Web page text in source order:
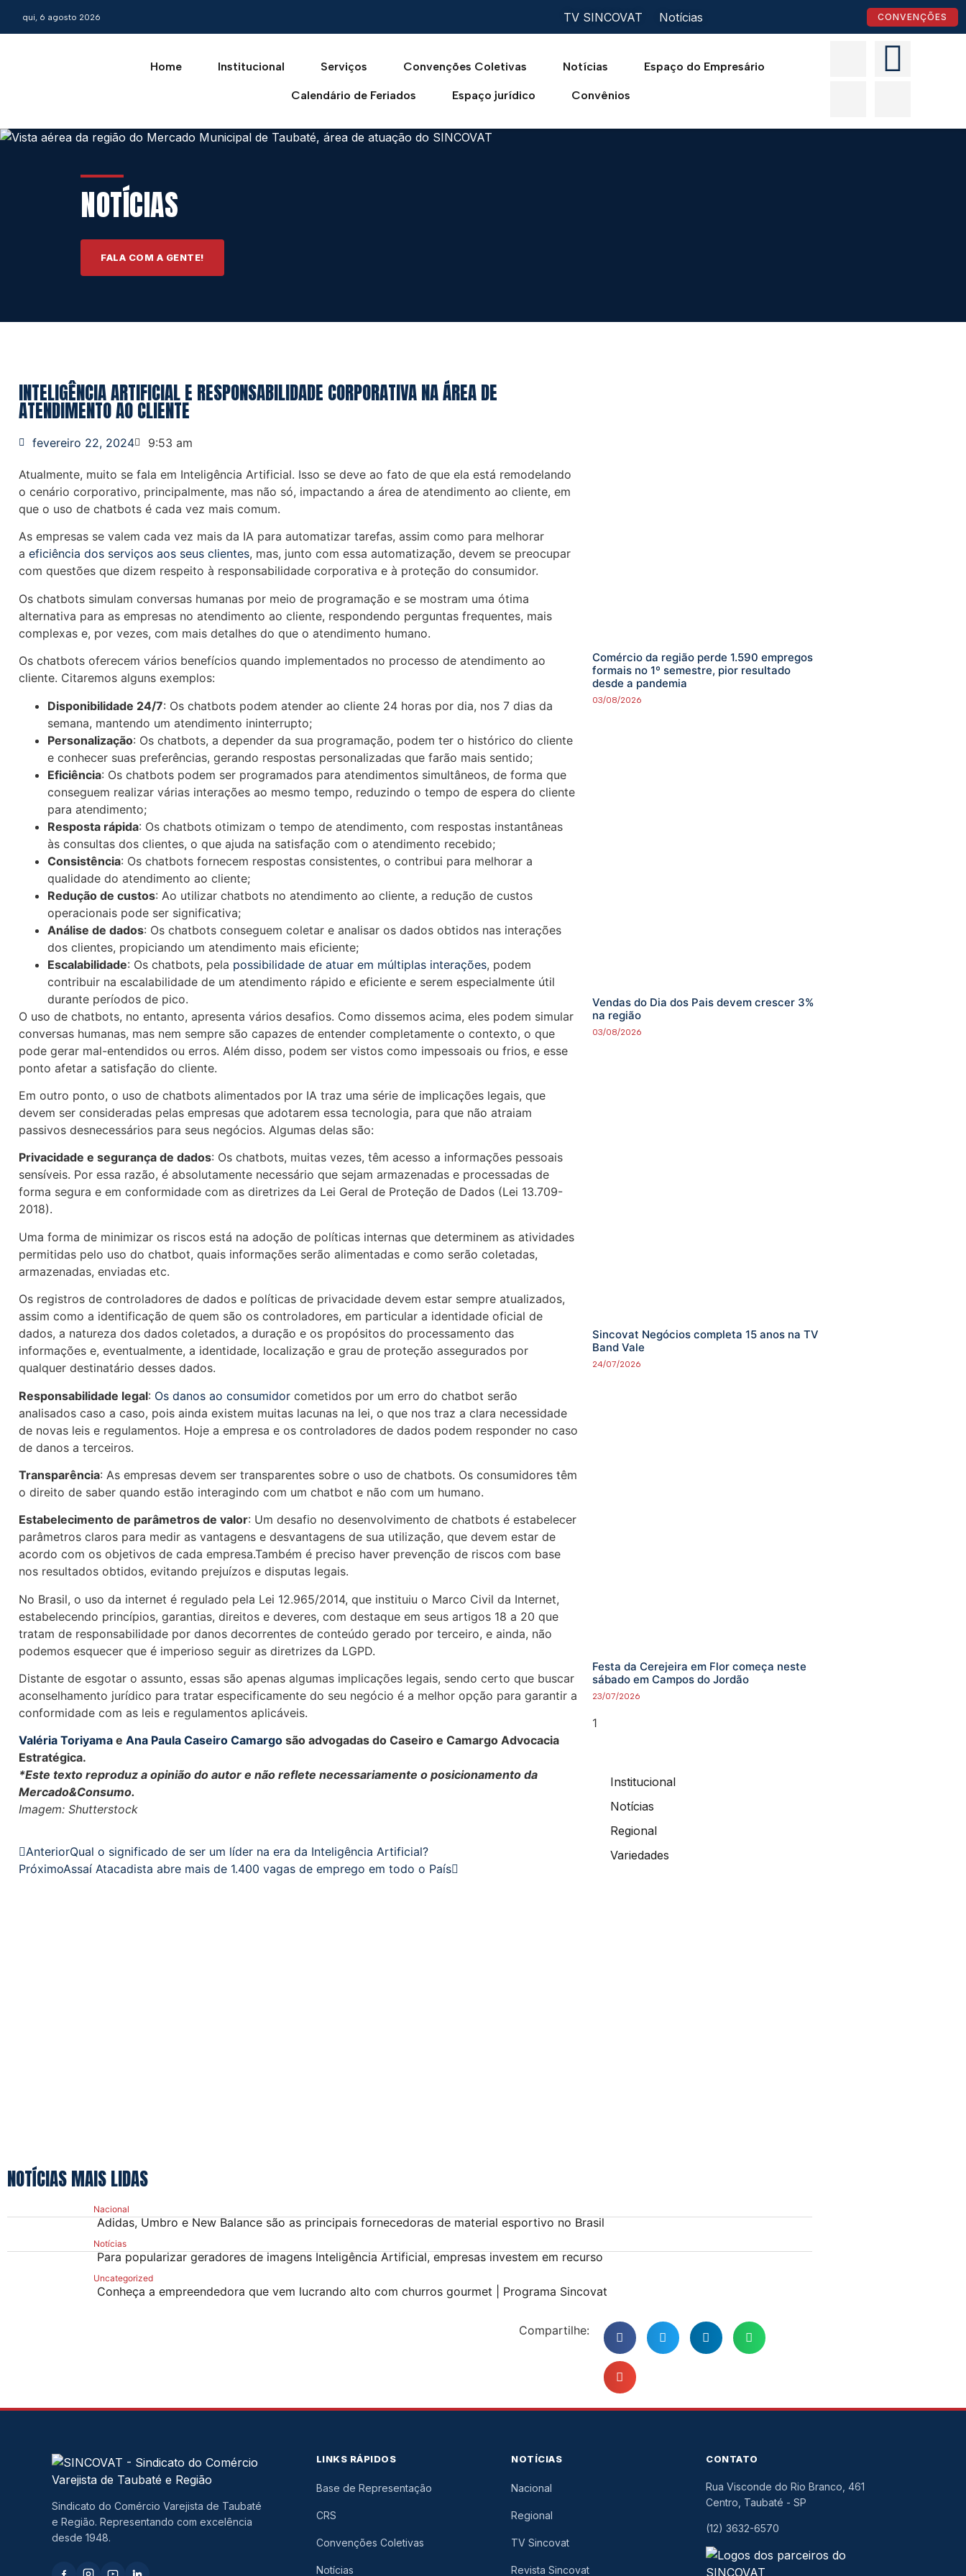
qui, 6 agosto 2026 TV SINCOVAT Notícias CONVENÇÕES
Home Institucional Serviços Convenções Coletivas Notícias Espaço do Empresário
Calendário de Feriados Espaço jurídico Convênios
NOTÍCIAS
FALA COM A GENTE!
INTELIGÊNCIA ARTIFICIAL E RESPONSABILIDADE CORPORATIVA NA ÁREA DE
ATENDIMENTO AO CLIENTE
fevereiro 22, 2024 9:53 am
Atualmente, muito se fala em Inteligência Artificial. Isso se deve ao fato de que ela está remodelando
o cenário corporativo, principalmente, mas não só, impactando a área de atendimento ao cliente, em
que o uso de chatbots é cada vez mais comum.
As empresas se valem cada vez mais da IA para automatizar tarefas, assim como para melhorar
a eficiência dos serviços aos seus clientes, mas, junto com essa automatização, devem se preocupar
com questões que dizem respeito à responsabilidade corporativa e à proteção do consumidor.
Os chatbots simulam conversas humanas por meio de programação e se mostram uma ótima
alternativa para as empresas no atendimento ao cliente, respondendo perguntas frequentes, mais
complexas e, por vezes, com mais detalhes do que o atendimento humano.
Os chatbots oferecem vários benefícios quando implementados no processo de atendimento ao
cliente. Citaremos alguns exemplos:
Disponibilidade 24/7: Os chatbots podem atender ao cliente 24 horas por dia, nos 7 dias da
semana, mantendo um atendimento ininterrupto;
Personalização: Os chatbots, a depender da sua programação, podem ter o histórico do cliente
e conhecer suas preferências, gerando respostas personalizadas que farão mais sentido;
Eficiência: Os chatbots podem ser programados para atendimentos simultâneos, de forma que
conseguem realizar várias interações ao mesmo tempo, reduzindo o tempo de espera do cliente
para atendimento;
Resposta rápida: Os chatbots otimizam o tempo de atendimento, com respostas instantâneas
às consultas dos clientes, o que ajuda na satisfação com o atendimento recebido;
Consistência: Os chatbots fornecem respostas consistentes, o contribui para melhorar a
qualidade do atendimento ao cliente;
Redução de custos: Ao utilizar chatbots no atendimento ao cliente, a redução de custos
operacionais pode ser significativa;
Análise de dados: Os chatbots conseguem coletar e analisar os dados obtidos nas interações
dos clientes, propiciando um atendimento mais eficiente;
Escalabilidade: Os chatbots, pela possibilidade de atuar em múltiplas interações, podem
contribuir na escalabilidade de um atendimento rápido e eficiente e serem especialmente útil
durante períodos de pico.
O uso de chatbots, no entanto, apresenta vários desafios. Como dissemos acima, eles podem simular
conversas humanas, mas nem sempre são capazes de entender completamente o contexto, o que
pode gerar mal-entendidos ou erros. Além disso, podem ser vistos como impessoais ou frios, e esse
ponto afetar a satisfação do cliente.
Em outro ponto, o uso de chatbots alimentados por IA traz uma série de implicações legais, que
devem ser consideradas pelas empresas que adotarem essa tecnologia, para que não atraiam
passivos desnecessários para seus negócios. Algumas delas são:
Privacidade e segurança de dados: Os chatbots, muitas vezes, têm acesso a informações pessoais
sensíveis. Por essa razão, é absolutamente necessário que sejam armazenadas e processadas de
forma segura e em conformidade com as diretrizes da Lei Geral de Proteção de Dados (Lei 13.709-
2018).
Uma forma de minimizar os riscos está na adoção de políticas internas que determinem as atividades
permitidas pelo uso do chatbot, quais informações serão alimentadas e como serão coletadas,
armazenadas, enviadas etc.
Os registros de controladores de dados e políticas de privacidade devem estar sempre atualizados,
assim como a identificação de quem são os controladores, em particular a identidade oficial de
dados, a natureza dos dados coletados, a duração e os propósitos do processamento das
informações e, eventualmente, a identidade, localização e grau de proteção assegurados por
qualquer destinatário desses dados.
Responsabilidade legal: Os danos ao consumidor cometidos por um erro do chatbot serão
analisados caso a caso, pois ainda existem muitas lacunas na lei, o que nos traz a clara necessidade
de novas leis e regulamentos. Hoje a empresa e os controladores de dados podem responder no caso
de danos a terceiros.
Transparência: As empresas devem ser transparentes sobre o uso de chatbots. Os consumidores têm
o direito de saber quando estão interagindo com um chatbot e não com um humano.
Estabelecimento de parâmetros de valor: Um desafio no desenvolvimento de chatbots é estabelecer
parâmetros claros para medir as vantagens e desvantagens de sua utilização, que devem estar de
acordo com os objetivos de cada empresa.Também é preciso haver prevenção de riscos com base
nos resultados obtidos, evitando prejuízos e disputas legais.
No Brasil, o uso da internet é regulado pela Lei 12.965/2014, que instituiu o Marco Civil da Internet,
estabelecendo princípios, garantias, direitos e deveres, com destaque em seus artigos 18 a 20 que
tratam de responsabilidade por danos decorrentes de conteúdo gerado por terceiro, e ainda, não
podemos esquecer que é imperioso seguir as diretrizes da LGPD.
Distante de esgotar o assunto, essas são apenas algumas implicações legais, sendo certo que buscar
aconselhamento jurídico para tratar especificamente do seu negócio é a melhor opção para garantir a
conformidade com as leis e regulamentos aplicáveis.
Valéria Toriyama e Ana Paula Caseiro Camargo são advogadas do Caseiro e Camargo Advocacia
Estratégica.
*Este texto reproduz a opinião do autor e não reflete necessariamente o posicionamento da
Mercado&Consumo.
Imagem: Shutterstock
AnteriorQual o significado de ser um líder na era da Inteligência Artificial?
PróximoAssaí Atacadista abre mais de 1.400 vagas de emprego em todo o País
Comércio da região perde 1.590 empregos
formais no 1º semestre, pior resultado
desde a pandemia
03/08/2026
Vendas do Dia dos Pais devem crescer 3%
na região
03/08/2026
Sincovat Negócios completa 15 anos na TV
Band Vale
24/07/2026
Festa da Cerejeira em Flor começa neste
sábado em Campos do Jordão
23/07/2026
Institucional
Notícias
Regional
Variedades
NOTÍCIAS MAIS LIDAS
Nacional
Adidas, Umbro e New Balance são as principais fornecedoras de material esportivo no Brasil
Notícias
Para popularizar geradores de imagens Inteligência Artificial, empresas investem em recurso
Uncategorized
Conheça a empreendedora que vem lucrando alto com churros gourmet | Programa Sincovat
Compartilhe:
Sindicato do Comércio Varejista de Taubaté
e Região. Representando com excelência
desde 1948.
LINKS RÁPIDOS
Base de Representação
CRS
Convenções Coletivas
Notícias
NOTÍCIAS
Nacional
Regional
TV Sincovat
Revista Sincovat
CONTATO
Rua Visconde do Rio Branco, 461
Centro, Taubaté -SP
(12) 3632-6570